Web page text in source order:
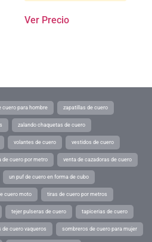
Ver Precio
cuero para hombre zapatillas de cuero
zalando chaquetas de cuero
volantes de cuero vestidos de cuero
de cuero por metro venta de cazadoras de cuero
un puf de cuero en forma de cubo
cuero moto tiras de cuero por metros
tejer pulseras de cuero tapicerias de cuero
de cuero vaqueros sombreros de cuero para mujer